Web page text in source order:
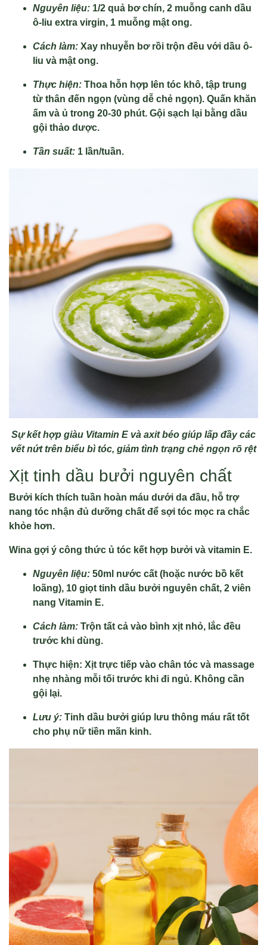
Nguyên liệu: 1/2 quả bơ chín, 2 muỗng canh dầu
ô-liu extra virgin, 1 muỗng mật ong.
Cách làm: Xay nhuyễn bơ rồi trộn đều với dầu ô-
liu và mật ong.
Thực hiện: Thoa hỗn hợp lên tóc khô, tập trung
từ thân đến ngọn (vùng dễ chẻ ngọn). Quấn khăn
ấm và ủ trong 20-30 phút. Gội sạch lại bằng dầu
gội thảo dược.
Tần suất: 1 lần/tuần.
Sự kết hợp giàu Vitamin E và axit béo giúp lấp đầy các
vết nứt trên biểu bì tóc, giảm tình trạng chẻ ngọn rõ rệt
Xịt tinh dầu bưởi nguyên chất
Bưởi kích thích tuần hoàn máu dưới da đầu, hỗ trợ
nang tóc nhận đủ dưỡng chất để sợi tóc mọc ra chắc
khỏe hơn.
Wina gợi ý công thức ủ tóc kết hợp bưởi và vitamin E.
Nguyên liệu: 50ml nước cất (hoặc nước bồ kết
loãng), 10 giọt tinh dầu bưởi nguyên chất, 2 viên
nang Vitamin E.
Cách làm: Trộn tất cả vào bình xịt nhỏ, lắc đều
trước khi dùng.
Thực hiện: Xịt trực tiếp vào chân tóc và massage
nhẹ nhàng mỗi tối trước khi đi ngủ. Không cần
gội lại.
Lưu ý: Tinh dầu bưởi giúp lưu thông máu rất tốt
cho phụ nữ tiền mãn kinh.